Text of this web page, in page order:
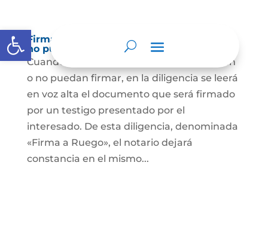
Abrir barra de herramientas
Firma a Ruego – Personas que no saben o
no puede firmar
Cuando se trate de personas que no sepan
o no puedan firmar, en la diligencia se leerá
en voz alta el documento que será firmado
por un testigo presentado por el
interesado. De esta diligencia, denominada
«Firma a Ruego», el notario dejará
constancia en el mismo...